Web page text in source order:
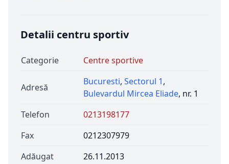
Detalii centru sportiv
Categorie Centre sportive
Adresă
Bucuresti, Sectorul 1,
Bulevardul Mircea Eliade, nr. 1
Telefon
0213198177
Fax
0212307979
Adăugat
26.11.2013